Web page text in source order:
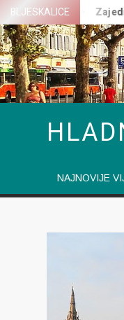
Skip
to
content
BLJESKALICE
NAJNOVIJE